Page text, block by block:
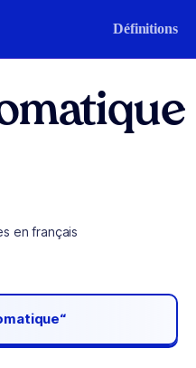
Définitions
en français